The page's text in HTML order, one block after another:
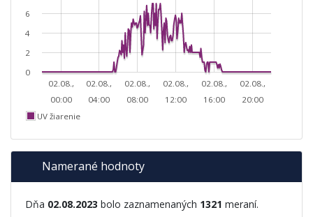
02.08.,
00:00
02.08.,
04:00
02.08.,
08:00
02.08.,
12:00
02.08.,
16:00
02.08.,
20:00
0
2
4
6
UV žiarenie
Namerané hodnoty
Dňa 02.08.2023 bolo zaznamenaných 1321 meraní.